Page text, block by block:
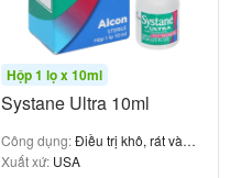
Hộp 1 lọ x 10ml
Systane Ultra 10ml
Công dụng:Điều trị khô, rát và
kích ứng mắt
Xuất xứ: USA